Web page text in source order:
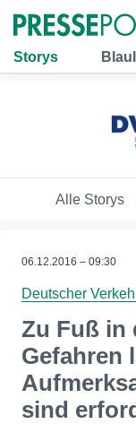
Storys
Alle Storys
06.12.2016 – 09:30
Deutscher
Zu Fuß in
Gefahren
sind